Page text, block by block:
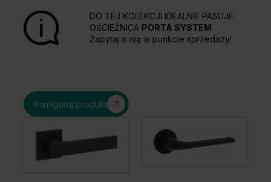
DO TEJ KOLEKCJI IDEALNIE PASUJE
OŚCIEŻNICA PORTA SYSTEM
Zapytaj o nią w punkcie sprzedaży!
Konfiguruj produkt